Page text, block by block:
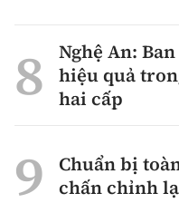
Nghệ An:
hiệu quả
hai cấp
Chuẩn bị
chấn chỉnh